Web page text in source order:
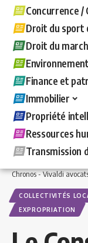
Concurrence
Droit du sport
Droit du
Finance et
Immobilier
Propriété
Ressources
Transmission
Chronos - Vivaldi
COLLECTIVITÉS
EXPROPRIATION